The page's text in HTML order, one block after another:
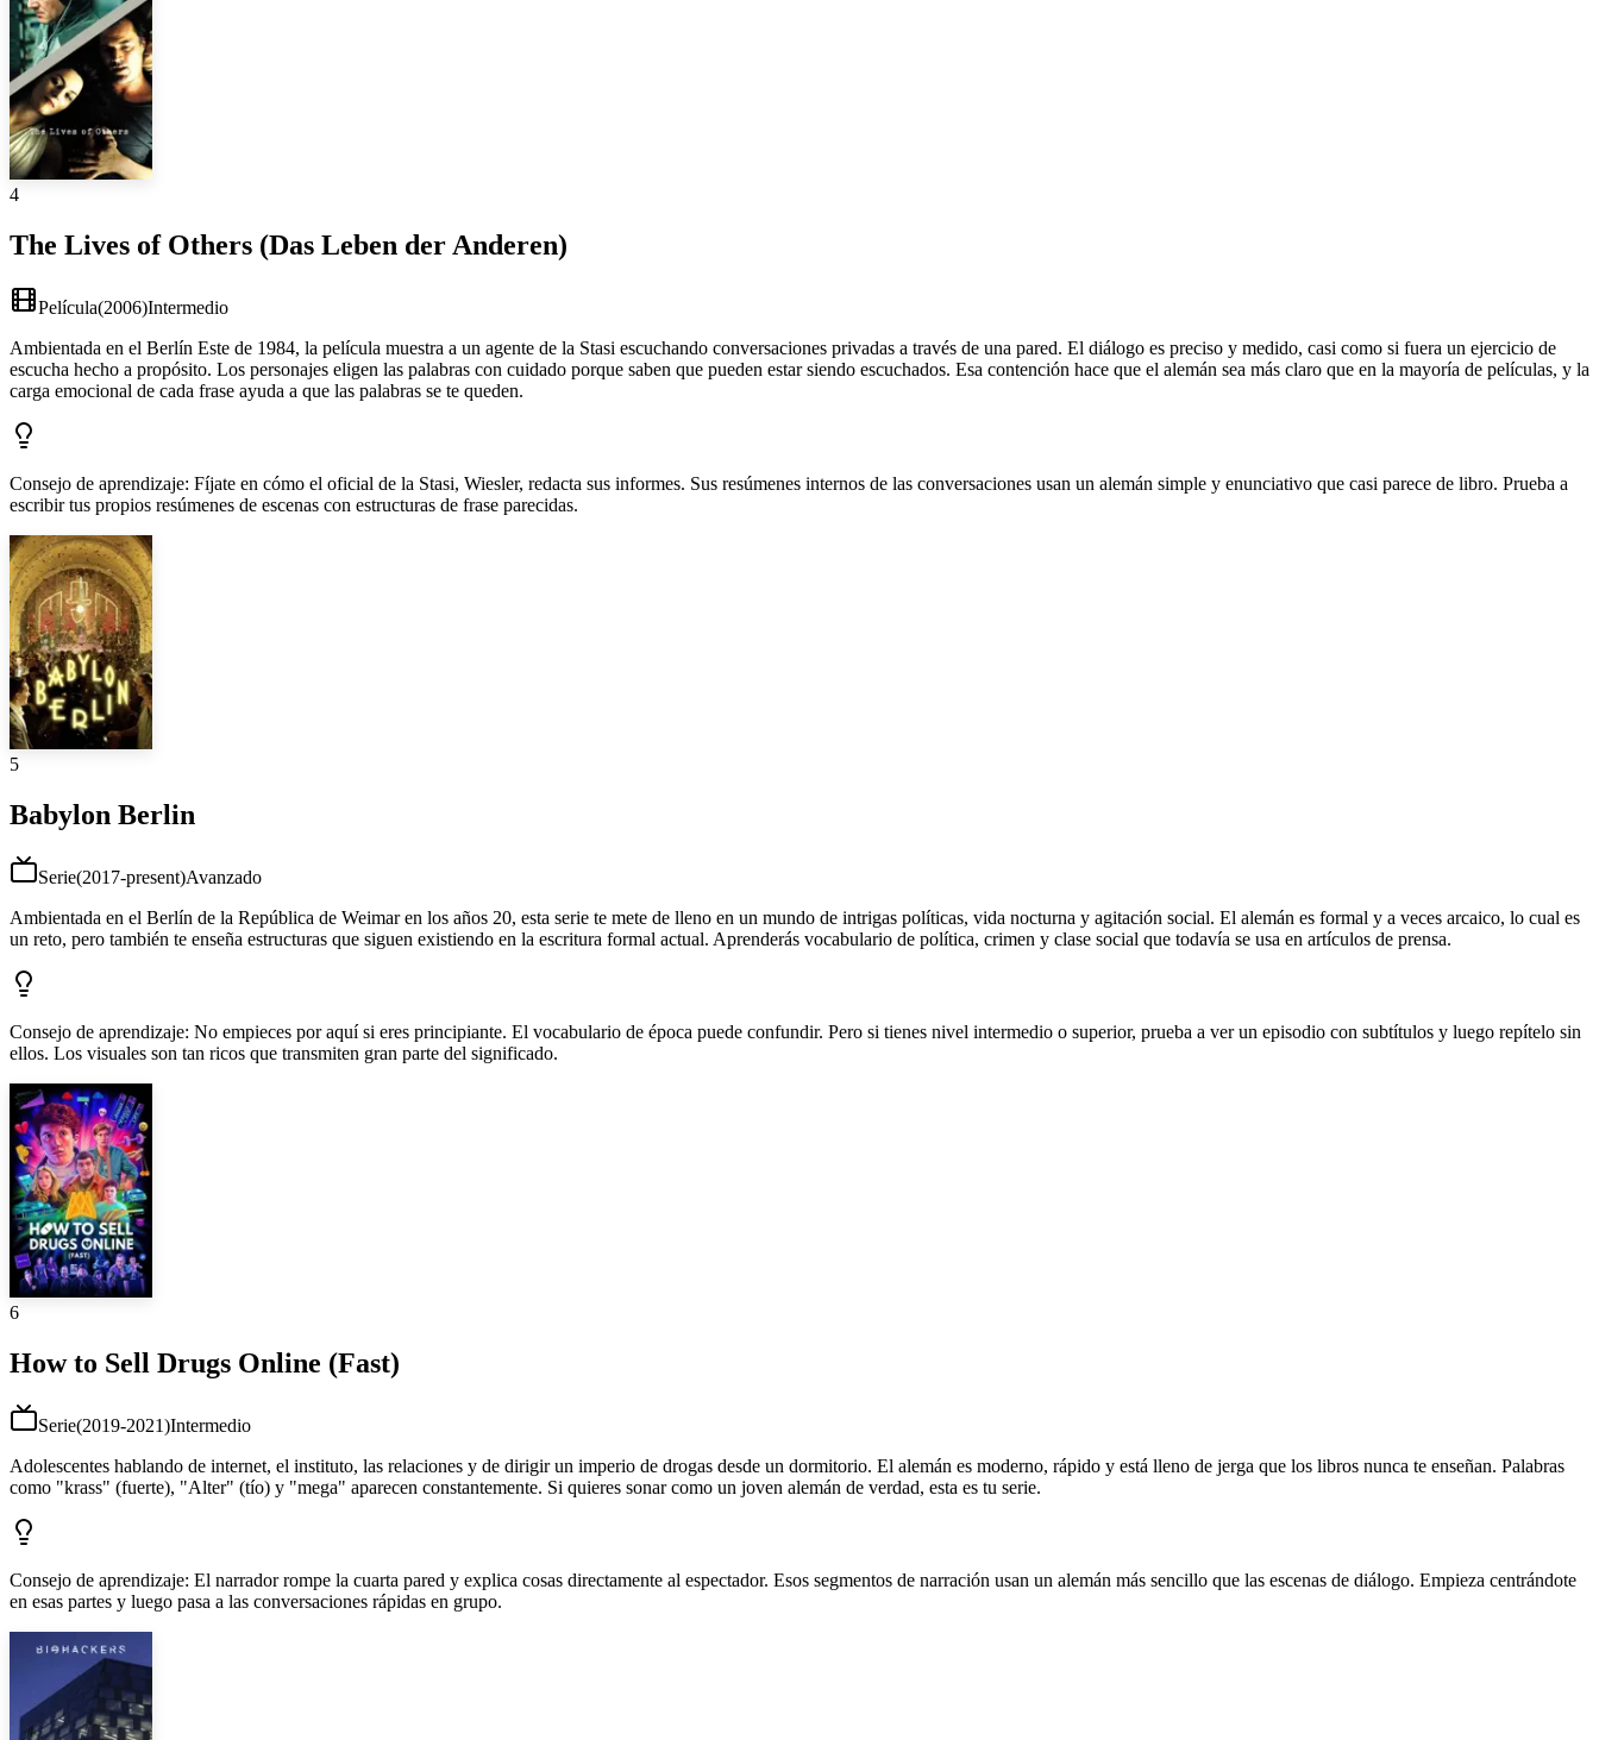
4
The Lives of Others (Das Leben der Anderen)
Película(2006)Intermedio
Ambientada en el Berlín Este de 1984, la película muestra a un agente de la Stasi escuchando conversaciones privadas a través de una pared. El diálogo es preciso y medido, casi como si fuera un ejercicio de
escucha hecho a propósito. Los personajes eligen las palabras con cuidado porque saben que pueden estar siendo escuchados. Esa contención hace que el alemán sea más claro que en la mayoría de películas, y la
carga emocional de cada frase ayuda a que las palabras se te queden.
Consejo de aprendizaje: Fíjate en cómo el oficial de la Stasi, Wiesler, redacta sus informes. Sus resúmenes internos de las conversaciones usan un alemán simple y enunciativo que casi parece de libro. Prueba a
escribir tus propios resúmenes de escenas con estructuras de frase parecidas.
5
Babylon Berlin
Serie(2017-present)Avanzado
Ambientada en el Berlín de la República de Weimar en los años 20, esta serie te mete de lleno en un mundo de intrigas políticas, vida nocturna y agitación social. El alemán es formal y a veces arcaico, lo cual es
un reto, pero también te enseña estructuras que siguen existiendo en la escritura formal actual. Aprenderás vocabulario de política, crimen y clase social que todavía se usa en artículos de prensa.
Consejo de aprendizaje: No empieces por aquí si eres principiante. El vocabulario de época puede confundir. Pero si tienes nivel intermedio o superior, prueba a ver un episodio con subtítulos y luego repítelo sin
ellos. Los visuales son tan ricos que transmiten gran parte del significado.
6
How to Sell Drugs Online (Fast)
Serie(2019-2021)Intermedio
Adolescentes hablando de internet, el instituto, las relaciones y de dirigir un imperio de drogas desde un dormitorio. El alemán es moderno, rápido y está lleno de jerga que los libros nunca te enseñan. Palabras
como "krass" (fuerte), "Alter" (tío) y "mega" aparecen constantemente. Si quieres sonar como un joven alemán de verdad, esta es tu serie.
Consejo de aprendizaje: El narrador rompe la cuarta pared y explica cosas directamente al espectador. Esos segmentos de narración usan un alemán más sencillo que las escenas de diálogo. Empieza centrándote
en esas partes y luego pasa a las conversaciones rápidas en grupo.